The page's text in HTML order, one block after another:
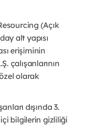
(Açık
alt yapısı
erişiminin
çalışanlarının
olarak
dışında 3.
bilgilerin gizliliği